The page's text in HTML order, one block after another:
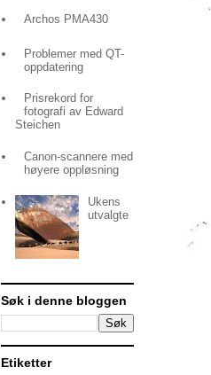
Archos PMA430
Problemer med QT-
oppdatering
Prisrekord for
fotografi av Edward
Steichen
Canon-scannere med
høyere oppløsning
Ukens
utvalgte
Søk i denne bloggen
Etiketter